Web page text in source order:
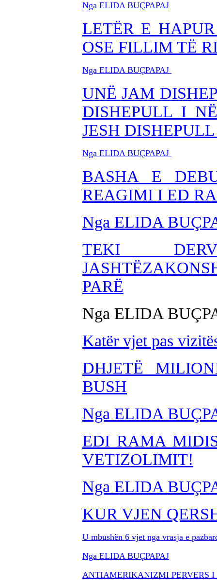
Nga ELIDA BUÇPAPAJ
LETËR E
OSE FILLIM TË
Nga ELIDA BUÇPAPAJ
UNË JAM
DISHEPULL I
JESH
Nga ELIDA BUÇPAPAJ
BASHA E
REAGIMI I ED
Nga ELIDA BU
TEKI
PARË
Nga ELIDA
Katër vjet pas
DHJETË
BUSH
Nga ELIDA
EDI RAMA
VETIZOLIMIT!
Nga ELIDA
KUR VJEN
U mbushën 6 vjet nga vrasja e
Nga ELIDA BUÇPAPAJ
ANTIAMERIKANIZMI PERVERS